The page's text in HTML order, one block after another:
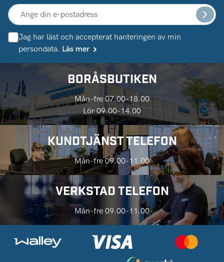
Jag har läst och accepterat hanteringen av min
persondata. Läs mer
BORÅSBUTIKEN
Mån-fre 07.00-18.00
Lör 09.00-14.00
KUNDTJÄNST TELEFON
Mån-fre 09.00-11.00
VERKSTAD TELEFON
Mån-fre 09.00-11.00